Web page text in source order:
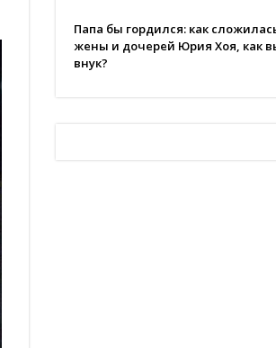
Папа бы гордился: как
жены и дочерей Юрия Хоя, как
внук?